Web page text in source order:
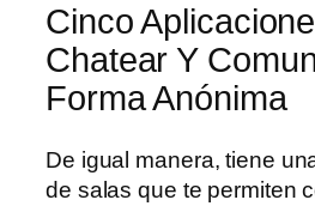
Cinco
Chatear Y
Forma Anónima
De igual manera, tiene
de salas que te permiten